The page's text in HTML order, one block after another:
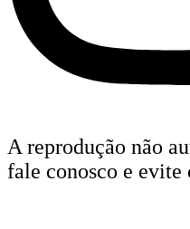
A reprodução não
fale conosco e evite